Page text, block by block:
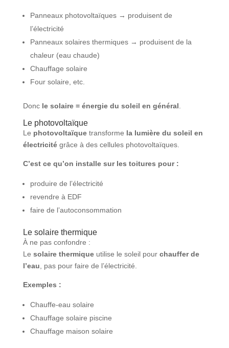
Panneaux photovoltaïques → produisent de
l’électricité
Panneaux solaires thermiques → produisent de la
chaleur (eau chaude)
Chauffage solaire
Four solaire, etc.
Donc le solaire = énergie du soleil en général
Le photovoltaïque
Le photovoltaïquetransforme la lumière du soleil en
électricitégrâce à des cellules photovoltaïques.
C’est ce qu’on installe sur les toitures pour :
produire de l’électricité
revendre à EDF
faire de l’autoconsommation
Le solaire thermique
À ne pas confondre :
Le solaire thermiqueutilise le soleil pour chauffer de
l’eau , pas pour faire de l’électricité.
Exemples :
Chauffe-eau solaire
Chauffage solaire piscine
Chauffage maison solaire